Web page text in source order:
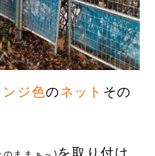
ンジ色のネット その
を取り付け